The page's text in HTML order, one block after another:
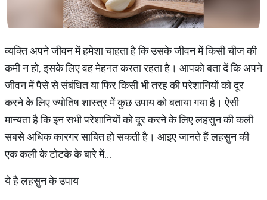
व्यक्ति अपने जीवन में हमेशा चाहता है कि उसके जीवन में किसी चीज की
कमी न हो, इसके लिए वह मेहनत करता रहता है। आपको बता दें कि अपने
जीवन में पैसे से संबंधित या फिर किसी भी तरह की परेशानियों को दूर
करने के लिए ज्योतिष शास्त्र में कुछ उपाय को बताया गया है। ऐसी
मान्यता है कि इन सभी परेशानियों को दूर करने के लिए लहसुन की कली
सबसे अधिक कारगर साबित हो सकती है। आइए जानते हैं लहसुन की
एक कली के टोटके के बारे में...
ये है लहसुन के उपाय